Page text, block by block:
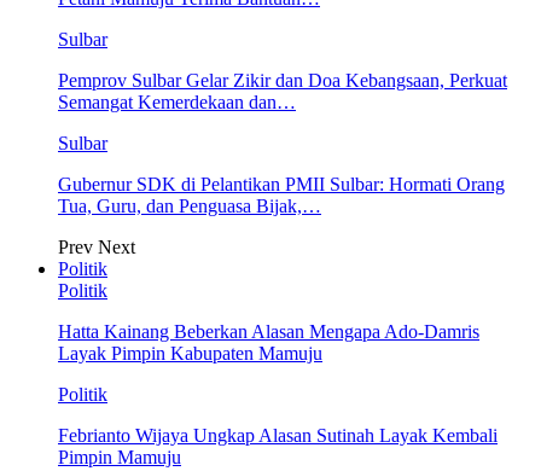
Sulbar
Pemprov Sulbar Gelar Zikir dan Doa Kebangsaan, Perkuat
Semangat Kemerdekaan dan…
Sulbar
Gubernur SDK di Pelantikan PMII Sulbar: Hormati Orang
Tua, Guru, dan Penguasa Bijak,…
Prev Next
Politik
Politik
Hatta Kainang Beberkan Alasan Mengapa Ado-Damris
Layak Pimpin Kabupaten Mamuju
Politik
Febrianto Wijaya Ungkap Alasan Sutinah Layak Kembali
Pimpin Mamuju